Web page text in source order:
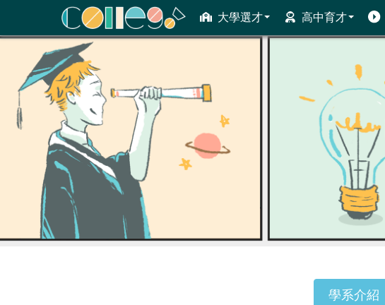
大學選才 高中育才
ColleGo! 大學選才與高中育才輔助系統
學系介紹